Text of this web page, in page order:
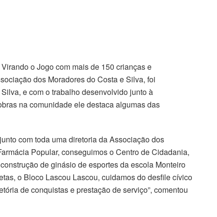
o Jogo com mais de 150 crianças e
dos Moradores do Costa e Silva, foi
e com o trabalho desenvolvido junto à
na comunidade ele destaca algumas das
com toda uma diretoria da Associação dos
Popular, conseguimos o Centro de Cidadania,
de ginásio de esportes da escola Monteiro
o Bloco Lascou Lascou, cuidamos do desfile cívico
de conquistas e prestação de serviço”, comentou